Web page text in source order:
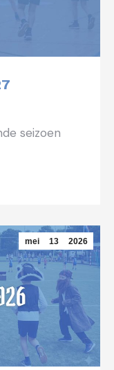
seizoen
mei 13 2026